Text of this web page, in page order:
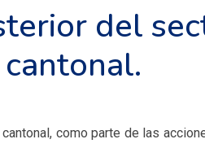
del
como parte de las